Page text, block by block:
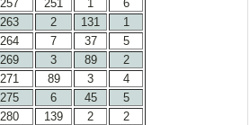
257 251 1
6
263 2 131
1
264 7 37
5
269 3 89
2
271 89 3
4
275 6 45
5
280 139 2
2